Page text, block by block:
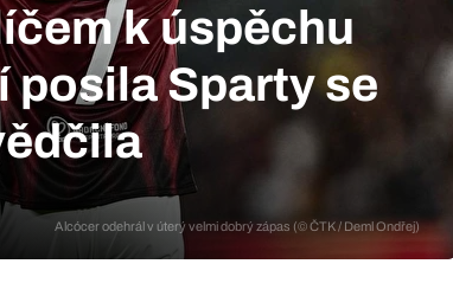
Alcócer odehrál v úterý velmi dobrý zápas (© ČTK / Deml Ondřej)
k úspěchu
posila Sparty se